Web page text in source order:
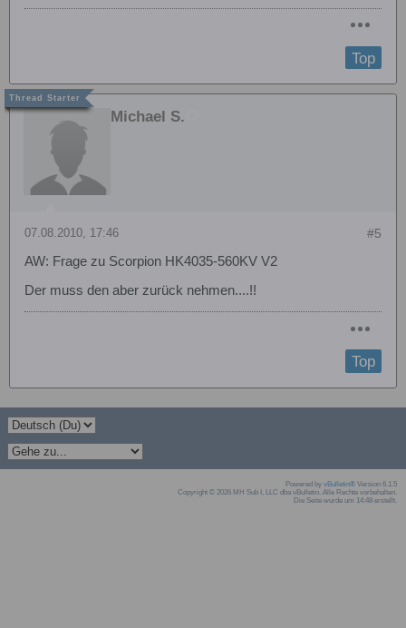
Top
Michael S.
#5
07.08.2010, 17:46
AW: Frage zu Scorpion HK4035-560KV V2
Der muss den aber zurück nehmen....!!
Top
Powered by vBulletin® Version 6.1.5
Copyright © 2026 MH Sub I, LLC dba vBulletin. Alle Rechte vorbehalten.
Die Seite wurde um 14:48 erstellt.